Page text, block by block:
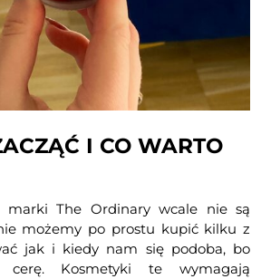
I CO WARTO
marki The Ordinary wcale nie są
możemy po prostu kupić kilku z
jak i kiedy nam się podoba, bo
cerę. Kosmetyki te wymagają